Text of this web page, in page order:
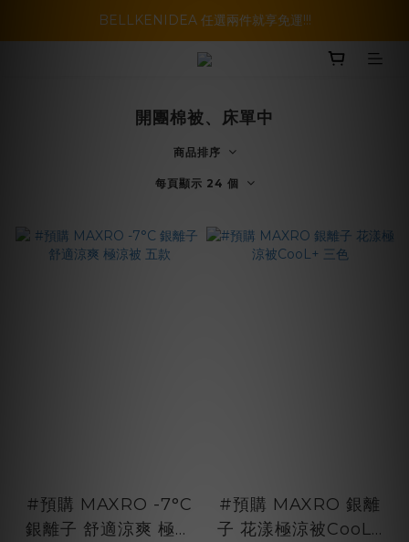
暑假活動登場!! SBG套裝超級優惠價，兩套以上再享免運哦!!
BELLKENIDEA 任選兩件就享免運!!!
暑假活動登場!! SBG套裝超級優惠價，兩套以上再享免運哦!!
開團棉被、床單中
商品排序
每頁顯示 24 個
#預購 MAXRO -7°C
銀離子 舒適涼爽 極涼
#預購 MAXRO 銀離
子 花漾極涼被CooL+